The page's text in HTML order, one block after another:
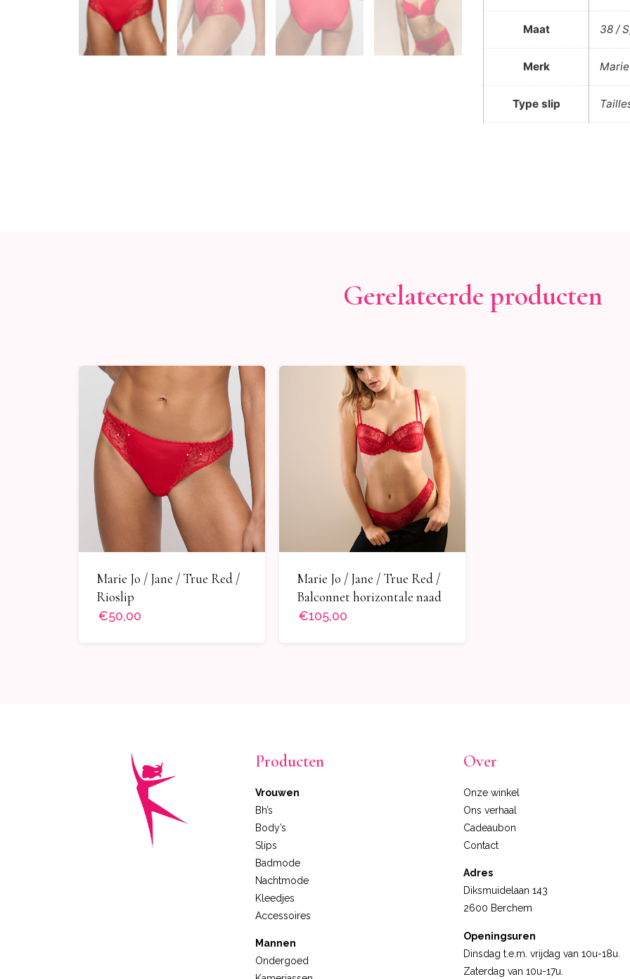
Maat 38 /
Merk
Type slip
Gerelateerde producten
Marie Jo / Jane / True Red /
Rioslip
€50,00
Marie Jo / Jane / True Red /
Balconnet horizontale naad
€105,00
Producten
Vrouwen
Bh’s
Body’s
Slips
Badmode
Nachtmode
Kleedjes
Accessoires
Mannen
Ondergoed
Over
Onze winkel
Ons verhaal
Cadeaubon
Contact
Adres
Diksmuidelaan 143
2600 Berchem
Openingsuren
Dinsdag t.e.m. vrijdag van 10u-18u.
Zaterdag van 10u-17u.